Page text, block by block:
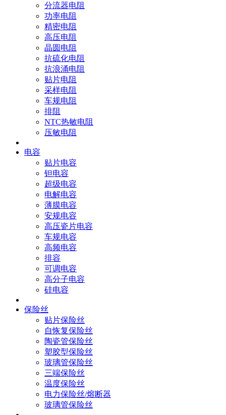
分流器电阻
功率电阻
精密电阻
高压电阻
晶圆电阻
抗硫化电阻
抗浪涌电阻
贴片电阻
采样电阻
车规电阻
排阻
NTC热敏电阻
压敏电阻
电容
贴片电容
钽电容
超级电容
电解电容
薄膜电容
安规电容
高压瓷片电容
车规电容
高频电容
排容
可调电容
高分子电容
硅电容
保险丝
贴片保险丝
自恢复保险丝
陶瓷管保险丝
塑胶型保险丝
玻璃管保险丝
三端保险丝
温度保险丝
电力保险丝/熔断器
玻璃管保险丝